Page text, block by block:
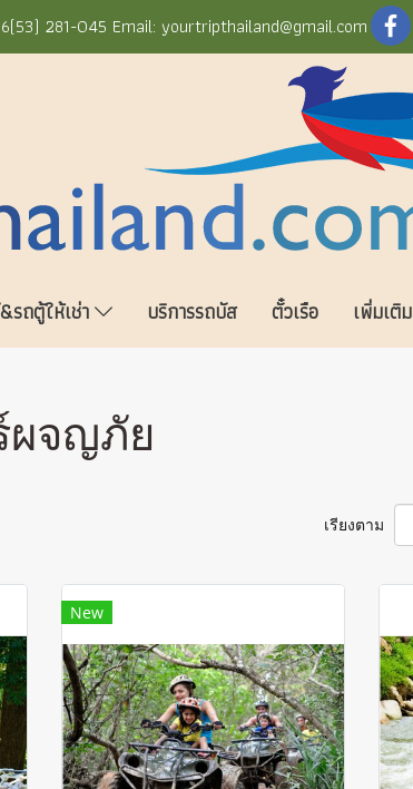
281-045 Email: yourtripthailand@gmail.com
รถตู้ให้เช่า บริการรถบัส ตั๋วเรือ
เพิ่มเติม
ผจญภัย
เรียงตาม
New